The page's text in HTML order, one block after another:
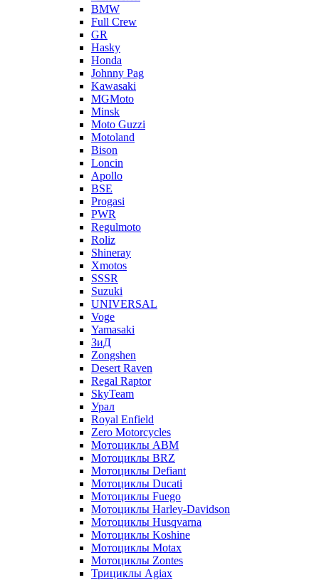
BMW
Full Crew
GR
Hasky
Honda
Johnny Pag
Kawasaki
MGMoto
Minsk
Moto Guzzi
Motoland
Bison
Loncin
Apollo
BSE
Progasi
PWR
Regulmoto
Roliz
Shineray
Xmotos
SSSR
Suzuki
UNIVERSAL
Voge
Yamasaki
ЗиД
Zongshen
Desert Raven
Regal Raptor
SkyTeam
Урал
Royal Enfield
Zero Motorcycles
Мотоциклы ABM
Мотоциклы BRZ
Мотоциклы Defiant
Мотоциклы Ducati
Мотоциклы Fuego
Мотоциклы Harley-Davidson
Мотоциклы Husqvarna
Мотоциклы Koshine
Мотоциклы Motax
Мотоциклы Zontes
Трициклы Agiax